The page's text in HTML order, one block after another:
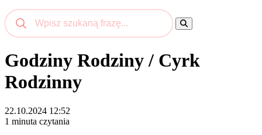
Godziny Rodziny / Cyrk
Rodzinny
22.10.2024 12:52
1 minuta czytania